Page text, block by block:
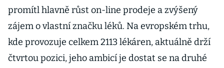
promítl hlavně růst on-line prodeje a zvýšený
zájem o vlastní značku léků. Na evropském trhu,
kde provozuje celkem 2113 lékáren, aktuálně drží
čtvrtou pozici, jeho ambicí je dostat se na druhé